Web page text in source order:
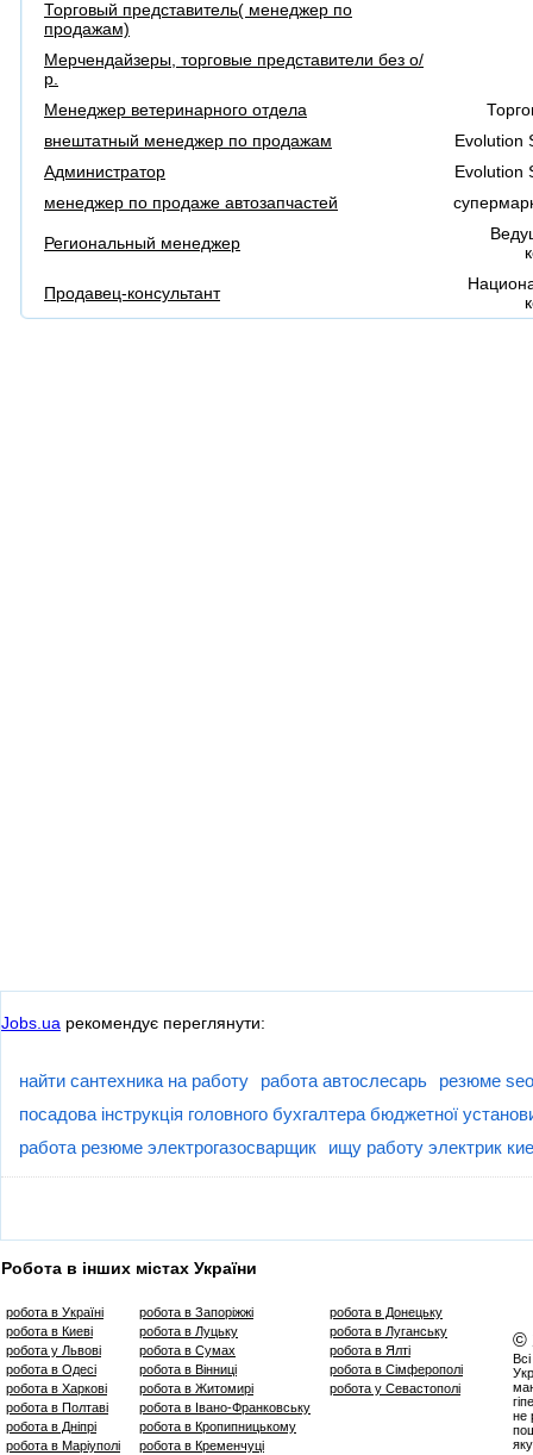
Торговый представитель( менеджер по
продажам)
Мерчендайзеры, торговые представители без о/
р.
Менеджер ветеринарного отдела
внештатный менеджер по продажам
Evolution
Администратор
Evolution
менеджер по продаже автозапчастей
Региональный менеджер
Продавец-консультант
Jobs.ua рекомендує переглянути:
найти сантехника на работу работа автослесарь
резюме
посадова інструкція головного бухгалтера бюджетної
работа резюме электрогазосварщик
ищу работу электрик
Робота в інших містах України
робота в Україні
робота в Киеві
робота у Львові
робота в Одесі
робота в Харкові
робота в Полтаві
робота в Дніпрі
робота в Маріуполі
робота в Запоріжжі
робота в Луцьку
робота в Сумах
робота в Вінниці
робота в Житомирі
робота в Івано-Франковську
робота в Кропипницькому
робота в Кременчуці
робота в Донецьку
робота в Луганську
робота в Ялті
робота в Сімферополі
робота у Севастополі
©
не